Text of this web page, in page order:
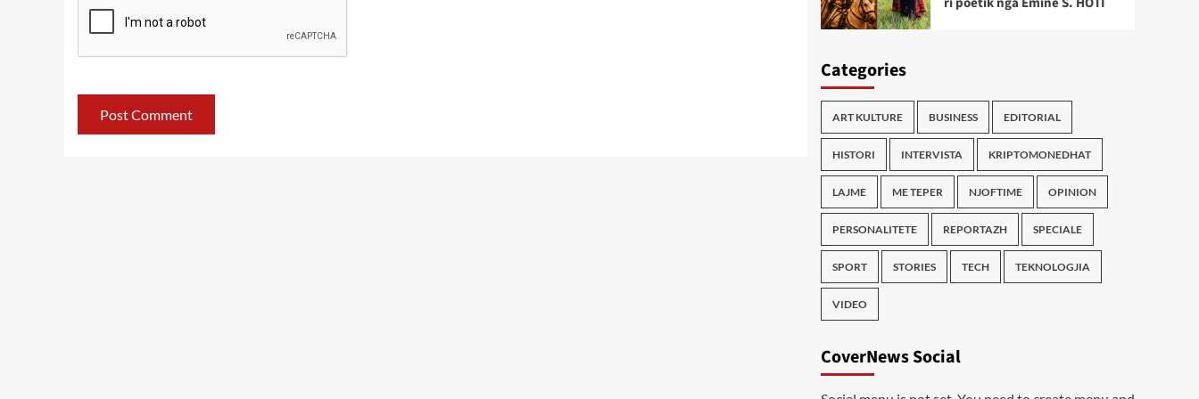
Categories
ART KULTURE BUSINESS EDITORIAL
HISTORI INTERVISTA KRIPTOMONEDHAT
LAJME ME TEPER NJOFTIME OPINION
PERSONALITETE REPORTAZH SPECIALE
SPORT STORIES TECH TEKNOLOGJIA
VIDEO
CoverNews Social